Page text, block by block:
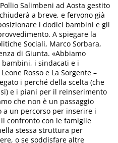
Salimbeni ad Aosta gestito
a breve, e fervono già
i dodici bambini e gli
A spiegare la
Sociali, Marco Sorbara,
di Giunta. «Abbiamo
i sindacati e i
Rosso e La Sorgente –
i perché della scelta (che
e i piani per il reinserimento
che non è un passaggio
a un percorso per inserire i
confronto con le famiglie
stessa struttura per
o se soddisfare altre